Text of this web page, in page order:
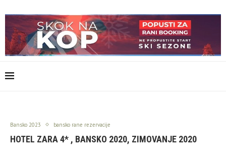
Bansko 2023 bansko rane rezervacije
HOTEL ZARA 4* , BANSKO 2020, ZIMOVANJE 2020